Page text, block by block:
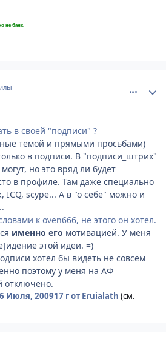
не банк.
в своей "подписи" ?
темой и прямыми просьбами)
в подписи. В "подписи_штрих"
но это вряд ли будет
в профиле. Там даже специально
ICQ, scype... А в "о себе" можно и
к oven666, не этого он хотел.
именно его мотивацией. У меня
этой идеи. =)
хотел бы видеть не совсем
поэтому у меня на АФ
отключено.
Июля, 200917 гот Eruialath (см.